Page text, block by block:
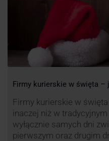
Firmy kurierskie w święta –
Firmy kurierskie w
inaczej niż w
wyłącznie samych dni
pierwszym oraz drugim